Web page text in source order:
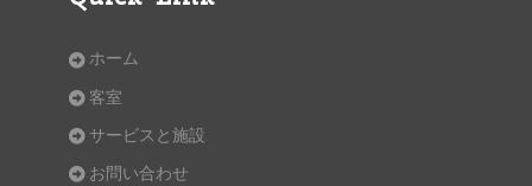
ホーム
客室
サービスと施設
お問い合わせ